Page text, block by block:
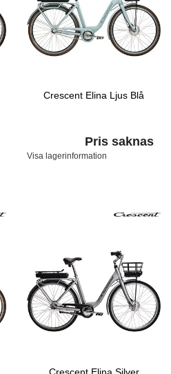
Crescent Elina Ljus Blå
Pris saknas
Visa lagerinformation